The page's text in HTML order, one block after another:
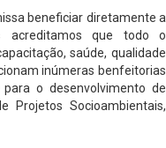
beneficiar diretamente a
acreditamos que todo o
saúde, qualidade
inúmeras benfeitorias
o desenvolvimento de
Projetos Socioambientais,